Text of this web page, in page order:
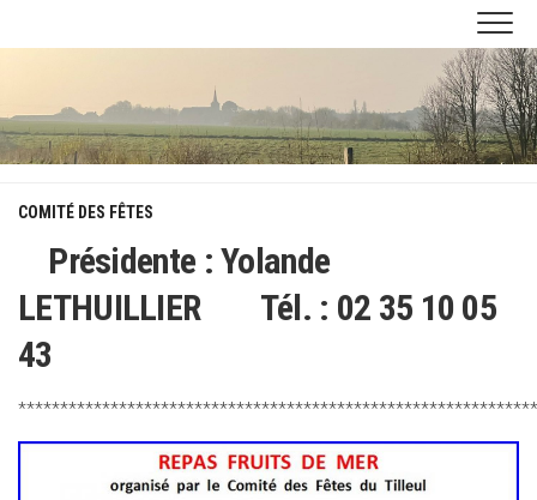
COMITÉ DES FÊTES
Présidente : Yolande
LETHUILLIER Tél. : 02 35 10 05
43